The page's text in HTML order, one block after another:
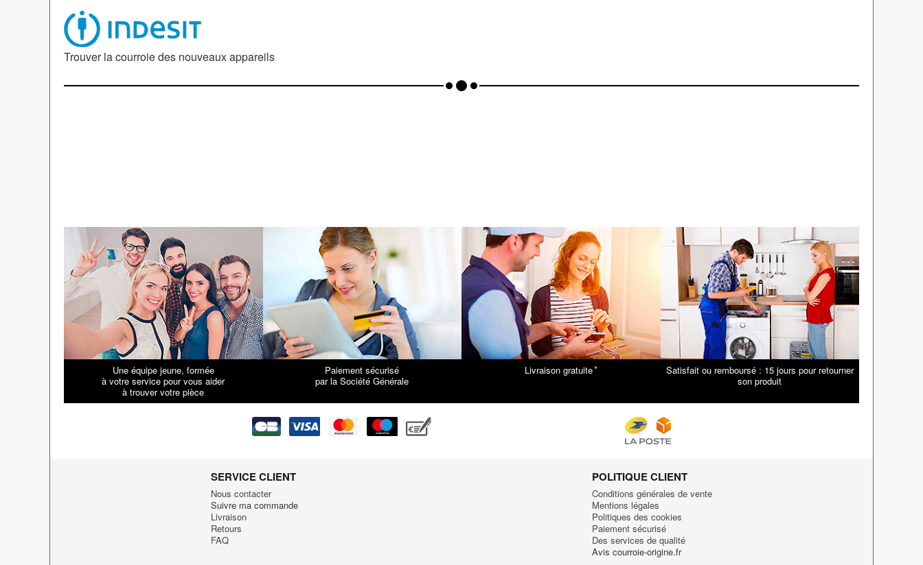
Trouver la courroie des nouveaux appareils
Une équipe jeune, formée
à votre service pour vous aider
à trouver votre pièce
Paiement sécurisé
par la Société Générale
Livraison gratuite*
Satisfait ou remboursé : 15 jours pour retourner
son produit
SERVICE CLIENT
Nous contacter
Suivre ma commande
Livraison
Retours
FAQ
POLITIQUE CLIENT
Conditions générales de vente
Mentions légales
Politiques des cookies
Paiement sécurisé
Des services de qualité
Avis courroie-origine.fr